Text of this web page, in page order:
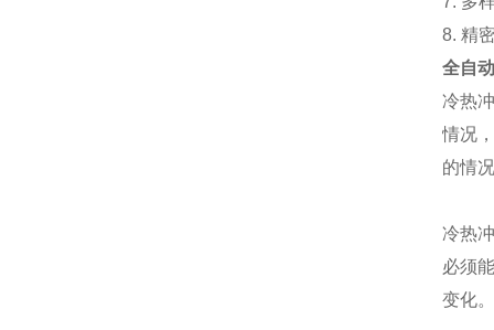
8. 精
全自
冷热
情况
的情
冷热
必须
变化